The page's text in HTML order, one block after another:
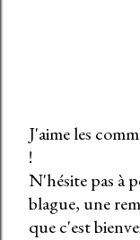
E
n
r
e
J'aime les
!
N'hésite pas à
blague, une
que c'est